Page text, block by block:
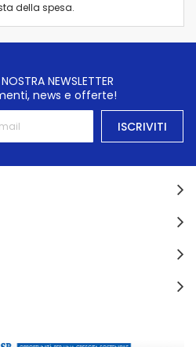
della spesa.
NEWSLETTER
news e offerte!
ISCRIVITI